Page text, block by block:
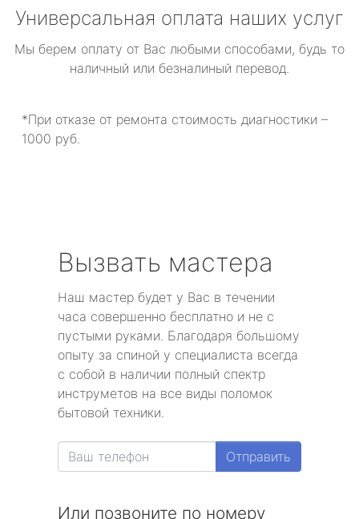
Универсальная оплата наших услуг
Мы берем оплату от Вас любыми способами, будь то
наличный или безналиный перевод.
*При отказе от ремонта стоимость диагностики –
1000 руб.
Вызвать мастера
Наш мастер будет у Вас в течении
часа совершенно бесплатно и не с
пустыми руками. Благодаря большому
опыту за спиной у специалиста всегда
с собой в наличии полный спектр
инструметов на все виды поломок
бытовой техники.
Отправить
Или позвоните по номеру